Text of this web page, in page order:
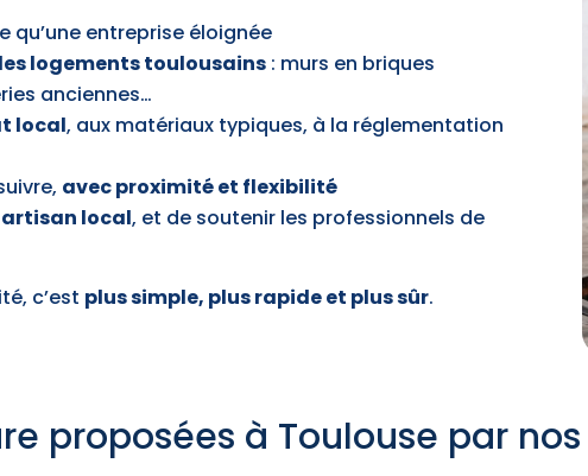
qu’une entreprise éloignée
logements toulousains : murs en briques
anciennes…
local, aux matériaux typiques, à la réglementation
avec proximité et flexibilité
local, et de soutenir les professionnels de
c’est plus simple, plus rapide et plus sûr.
proposées à Toulouse par